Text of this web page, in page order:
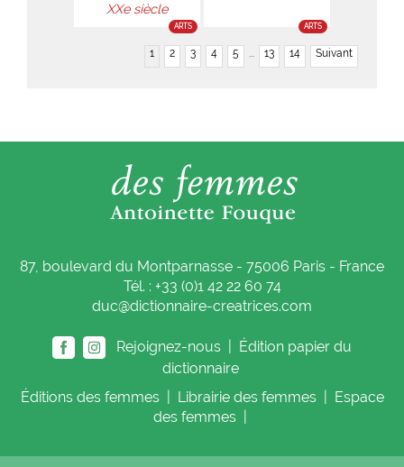
XXe siècle
ARTS ARTS
1 2 3 4 5 ... 13 14 Suivant
87, boulevard du Montparnasse - 75006 Paris - France
Tél. : +33 (0)1 42 22 60 74
duc@dictionnaire-creatrices.com
Rejoignez-nous |
Édition papier du
dictionnaire
Éditions des femmes Librairie des femmes
Espace
des femmes